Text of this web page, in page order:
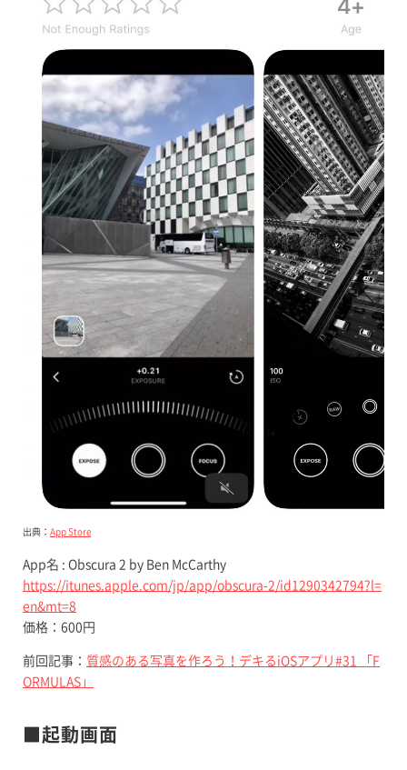
出典： App Store
App名 : Obscura 2 by Ben McCarthy
https://itunes.apple.com/jp/app/obscura-2/id1290342794?l=
en&mt=8
価格：600円
前回記事： 質感のある写真を作ろう！デキるiOSアプリ#31 「F
ORMULAS」
■起動画面